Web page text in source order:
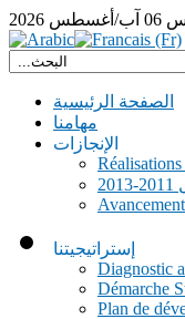
06 آب/أغسطس 2026
الصفحة الرئيسية
مهامنا
الإنجازات
إستراتيجيتنا
Diagnostic
Démarche
Plan de